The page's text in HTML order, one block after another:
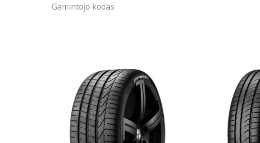
Gamintojo kodas